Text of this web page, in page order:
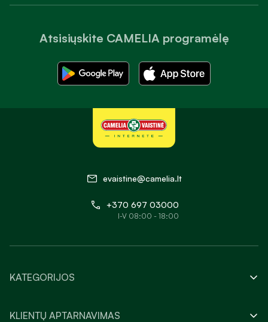
Atsisiųskite CAMELIA programėlę
evaistine@camelia.lt
+370 697 03000
I-V 08:00 - 18:00
KATEGORIJOS
KLIENTŲ APTARNAVIMAS